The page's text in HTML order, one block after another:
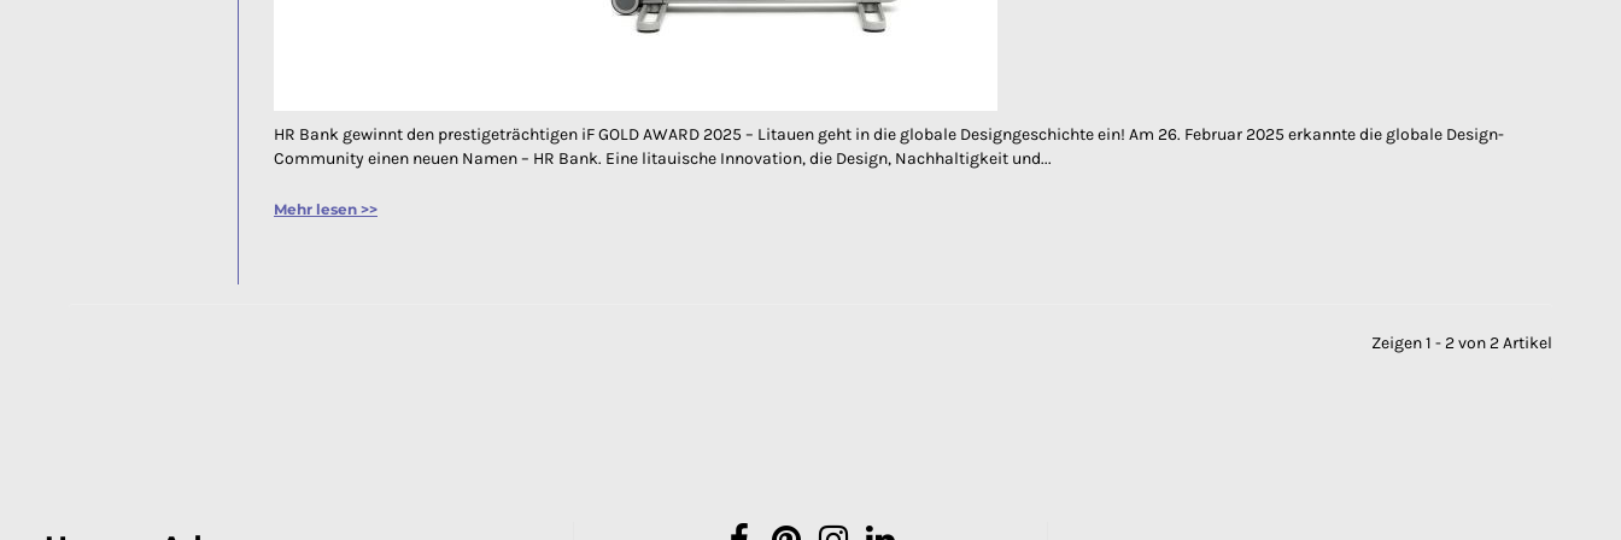
HR Bank gewinnt den prestigeträchtigen iF GOLD AWARD 2025 – Litauen geht in die globale Designgeschichte ein! Am 26. Februar 2025 erkannte die globale Design-
Community einen neuen Namen – HR Bank. Eine litauische Innovation, die Design, Nachhaltigkeit und...
Mehr lesen >>
Zeigen 1 - 2 von 2 Artikel